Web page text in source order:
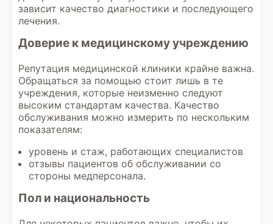
зависит качество диагностики и последующего
лечения.
Доверие к медицинскому учреждению
Репутация медицинской клиники крайне важна.
Обращаться за помощью стоит лишь в те
учреждения, которые неизменно следуют
высоким стандартам качества. Качество
обслуживания можно измерить по нескольким
показателям:
уровень и стаж, работающих специалистов
отзывы пациентов об обслуживании со
стороны медперсонала.
Пол и национальность